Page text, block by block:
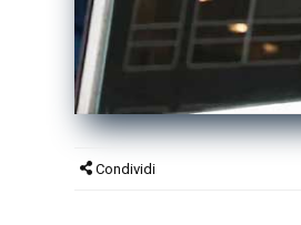
Condividi